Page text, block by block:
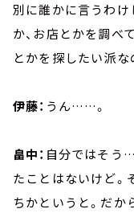
別に誰かに言うわけ
か、お店とかを調べ
とかを探したい派な
伊藤： うん……。
畠中： 自分ではそう
たことはないけど。
ちかというと。だ